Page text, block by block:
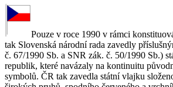
Pouze v roce 1990 v rámci
tak Slovenská národní rada zavedly
č. 67/1990 Sb. a SNR zák. č. 50/1990 Sb.)
republik, které navázaly na kontinuitu
symbolů. ČR tak zavedla státní vlajku